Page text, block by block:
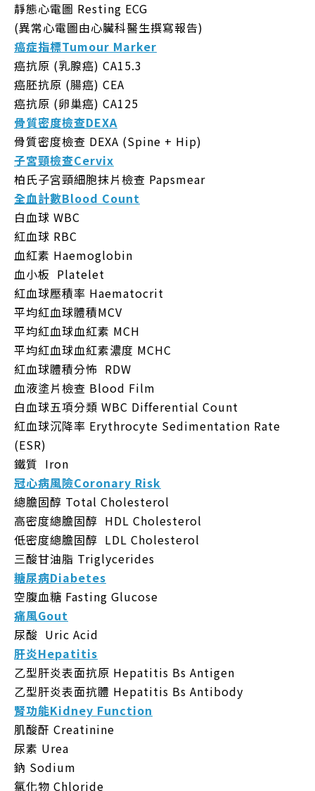
靜態心電圖 Resting ECG
(異常心電圖由心臟科醫生撰寫報告)
癌症指標Tumour Marker
癌抗原 (乳腺癌) CA15.3
癌胚抗原 (腸癌) CEA
癌抗原 (卵巢癌) CA125
骨質密度檢查DEXA
骨質密度檢查 DEXA (Spine + Hip)
子宮頸檢查Cervix
柏氏子宮頸細胞抹片檢查 Papsmear
全血計數Blood Count
白血球 WBC
紅血球 RBC
血紅素 Haemoglobin
血小板 Platelet
紅血球壓積率 Haematocrit
平均紅血球體積MCV
平均紅血球血紅素 MCH
平均紅血球血紅素濃度 MCHC
紅血球體積分怖 RDW
血液塗片檢查 Blood Film
白血球五項分類 WBC Differential Count
紅血球沉降率 Erythrocyte Sedimentation Rate
(ESR)
鐵質 Iron
冠心病風險Coronary Risk
總膽固醇 Total Cholesterol
高密度總膽固醇 HDL Cholesterol
低密度總膽固醇 LDL Cholesterol
三酸甘油脂 Triglycerides
糖尿病Diabetes
空腹血糖 Fasting Glucose
痛風Gout
尿酸 Uric Acid
肝炎Hepatitis
乙型肝炎表面抗原 Hepatitis Bs Antigen
乙型肝炎表面抗體 Hepatitis Bs Antibody
腎功能Kidney Function
肌酸酐 Creatinine
尿素 Urea
鈉 Sodium
氯化物 Chloride